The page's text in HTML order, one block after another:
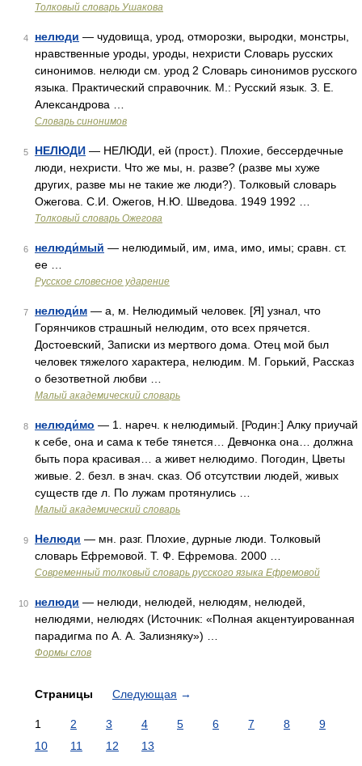
Толковый словарь Ушакова
4 нелюди — чудовища, урод, отморозки, выродки, монстры,
нравственные уроды, уроды, нехристи Словарь русских
синонимов. нелюди см. урод 2 Словарь синонимов русского
языка. Практический справочник. М.: Русский язык. З. Е.
Александрова …
Словарь синонимов
5 НЕЛЮДИ — НЕЛЮДИ, ей (прост.). Плохие, бессердечные
люди, нехристи. Что же мы, н. разве? (разве мы хуже
других, разве мы не такие же люди?). Толковый словарь
Ожегова. С.И. Ожегов, Н.Ю. Шведова. 1949 1992 …
Толковый словарь Ожегова
6 нелюди́мый — нелюдимый, им, има, имо, имы; сравн. ст.
ее …
Русское словесное ударение
7 нелюди́м — а, м. Нелюдимый человек. [Я] узнал, что
Горянчиков страшный нелюдим, ото всех прячется.
Достоевский, Записки из мертвого дома. Отец мой был
человек тяжелого характера, нелюдим. М. Горький, Рассказ
о безответной любви …
Малый академический словарь
8 нелюди́мо — 1. нареч. к нелюдимый. [Родин:] Алку приучай
к себе, она и сама к тебе тянется… Девчонка она… должна
быть пора красивая… а живет нелюдимо. Погодин, Цветы
живые. 2. безл. в знач. сказ. Об отсутствии людей, живых
существ где л. По лужам протянулись …
Малый академический словарь
9 Нелюди — мн. разг. Плохие, дурные люди. Толковый
словарь Ефремовой. Т. Ф. Ефремова. 2000 …
Современный толковый словарь русского языка Ефремовой
10 нелюди — нелюди, нелюдей, нелюдям, нелюдей,
нелюдями, нелюдях (Источник: «Полная акцентуированная
парадигма по А. А. Зализняку») …
Формы слов
Страницы Следующая →
1 2 3 4 5 6 7 8
9
10
11 12 13